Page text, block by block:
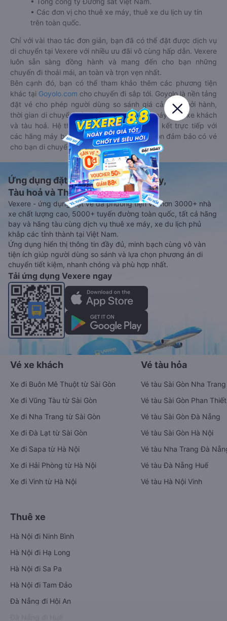
• Các đơn vị cho thuê xe máy, thuê xe du lịch uy tín
trên toàn quốc.
Chỉ với vài thao tác đơn giản, bạn đã có thể đặt được dịch vụ
di chuyển tại Vexere với nhiều ưu đãi vô cùng hấp dẫn. Vexere
luôn sẵn sàng đồng hành và mang đến cho bạn những
chuyến đi thoải mái, an toàn và trọn vẹn nhất.
Bên cạnh đó, bạn có thể tham khảo thêm các phương tiện
khác tại Goyolo.com cho chuyến đi sắp tới. Goyolo là nền tảng
đặt vé cho phép người dùng so sánh giá cả, giờ khởi hành,
thời gian di chuyển của nhiều phương tiện máy bay, xe khách
và tàu hoả. Hệ thống của Goyolo được liên kết trực tiếp với
các hãng máy bay, xe khách và tàu hoả, luôn đảm bảo có vé
cho bạn di chuyển.
Ứng dụng đặt vé Xe khách, Máy bay,
Tàu hoả và Thuê xe
Vexere - ứng dụng đặt vé đa phương tiện với hơn 3000+ nhà
xe chất lượng cao, 5000+ tuyến đường toàn quốc, tất cả hãng
bay và hãng tàu cùng dịch vụ thuê xe máy, xe du lịch phủ
khắp các tỉnh thành tại Việt Nam.
Ứng dụng hiển thị thông tin đầy đủ, minh bạch cùng vô vàn
tiện ích giúp người dùng so sánh và lựa chọn phương án di
chuyển tiết kiệm, nhanh chóng và phù hợp nhất.
Tải ứng dụng Vexere ngay
Vé xe khách
Xe đi Buôn Mê Thuột từ Sài Gòn
Xe đi Vũng Tàu từ Sài Gòn
Xe đi Nha Trang từ Sài Gòn
Xe đi Đà Lạt từ Sài Gòn
Xe đi Sapa từ Hà Nội
Xe đi Hải Phòng từ Hà Nội
Xe đi Vinh từ Hà Nội
Vé tàu hỏa
Vé tàu Sài Gòn Nha Trang
Vé tàu Sài Gòn Phan Thiết
Vé tàu Sài Gòn Đà Nẵng
Vé tàu Sài Gòn Hà Nội
Vé tàu Nha Trang Đà
Vé tàu Đà Nẵng Huế
Vé tàu Hà Nội Vinh
Thuê xe
Hà Nội đi Ninh Bình
Hà Nội đi Hạ Long
Hà Nội đi Sa Pa
Hà Nội đi Tam Đảo
Đà Nẵng đi Hội An